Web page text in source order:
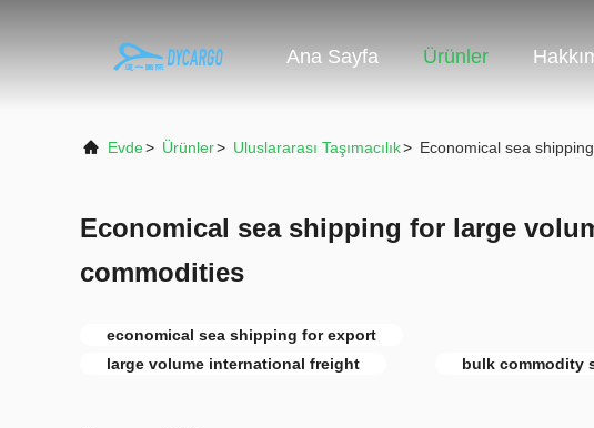
Ana Sayfa Ürünler
Evde> Ürünler> Uluslararası Taşımacılık> Economical sea
Economical sea shipping for large
commodities
economical sea shipping for export
large volume international freight
bulk commodity